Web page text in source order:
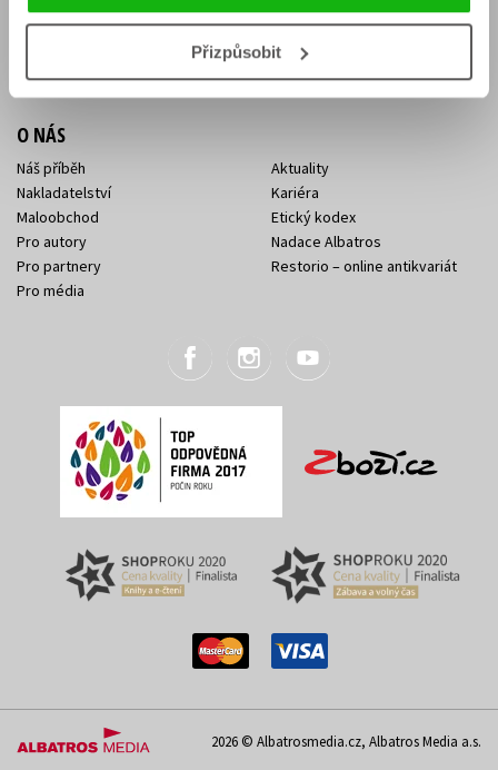
Přizpůsobit
KONTAKTY
Sídlo společnosti
Kontakty Albatros Media
O NÁS
Náš příběh
Nakladatelství
Maloobchod
Pro autory
Pro partnery
Pro média
Aktuality
Kariéra
Etický kodex
Nadace Albatros
Restorio – online antikvariát
2026 © Albatrosmedia.cz, Albatros Media a.s.